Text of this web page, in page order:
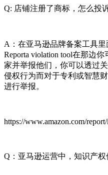
Q: 店铺注册了商标，怎么投
A：在亚马逊品牌备案工具里
Reporta violation tool在那边
家并举报他们，你可以透过
侵权行为而对于专利或智慧
进行举报。
https://www.amazon.com/
Q：亚马逊运营中，知识产权